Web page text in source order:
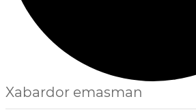
Xabardor emasman